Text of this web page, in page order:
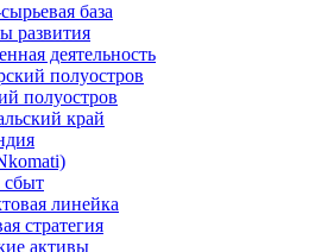
база
развития
деятельность
полуостров
полуостров
край
линейка
стратегия
активы